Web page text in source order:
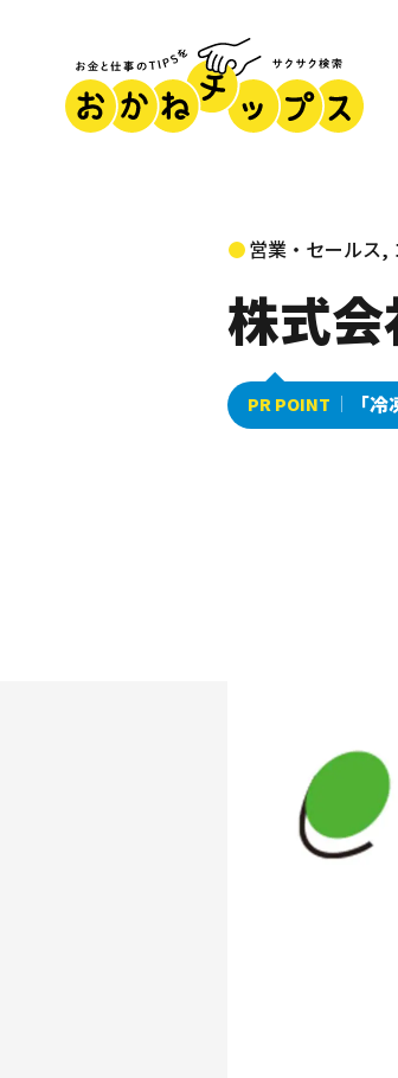
営業・セールス,
株式
PR POINT 「